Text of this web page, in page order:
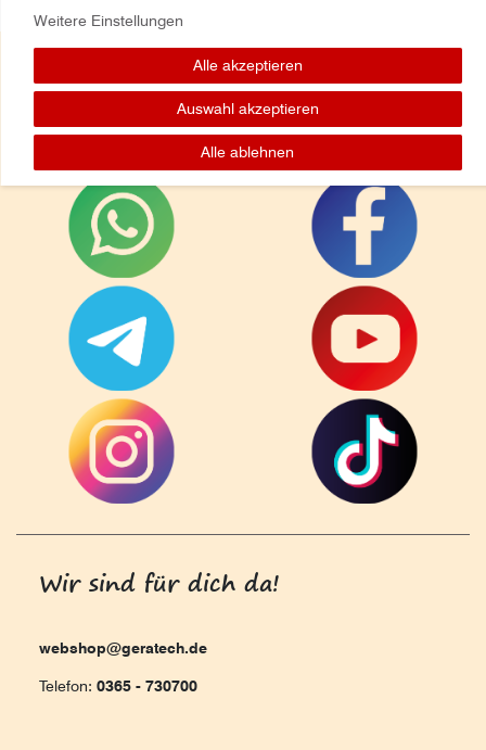
Folge uns auf:
Wir sind für dich da!
webshop@geratech.de
Telefon: 0365 - 730700
Weitere Einstellungen
Alle akzeptieren
Auswahl akzeptieren
Alle ablehnen